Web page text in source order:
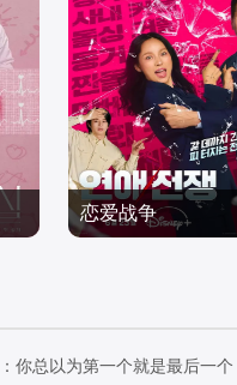
恋爱战争
2026/韩国
你总以为第一个就是最后